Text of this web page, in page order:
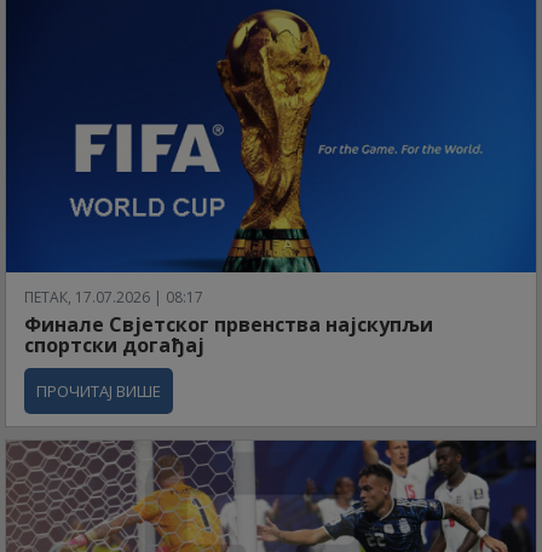
ПЕТАК, 17.07.2026 | 08:17
Финале Свјетског првенства најскупљи
спортски догађај
ПРОЧИТАЈ ВИШЕ